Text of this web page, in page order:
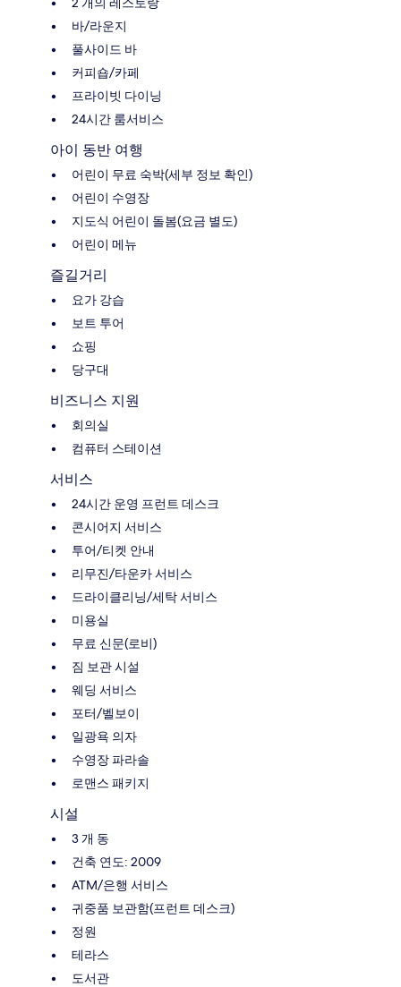
바/라운지
풀사이드 바
커피숍/카페
프라이빗 다이닝
24시간 룸서비스
아이 동반 여행
어린이 무료 숙박(세부 정보 확인)
어린이 수영장
지도식 어린이 돌봄(요금 별도)
어린이 메뉴
즐길거리
요가 강습
보트 투어
쇼핑
당구대
비즈니스 지원
회의실
컴퓨터 스테이션
서비스
24시간 운영 프런트 데스크
콘시어지 서비스
투어/티켓 안내
리무진/타운카 서비스
드라이클리닝/세탁 서비스
미용실
무료 신문(로비)
짐 보관 시설
웨딩 서비스
포터/벨보이
일광욕 의자
수영장 파라솔
로맨스 패키지
시설
3 개 동
건축 연도: 2009
ATM/은행 서비스
귀중품 보관함(프런트 데스크)
정원
테라스
도서관